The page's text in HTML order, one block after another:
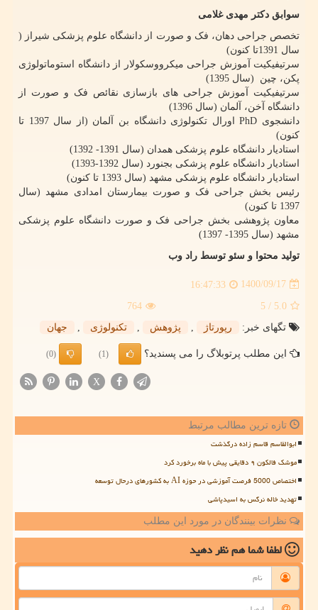
سوابق دکتر مهدی غلامی
تخصص جراحى دهان، فک و صورت از دانشگاه علوم پزشکی شیراز (
سال 1391تا کنون)
سرتیفیکیت آموزش جراحی میکرووسکولار از دانشگاه استوماتولوژی
پکن، چین (سال 1395)
سرتیفیکیت آموزش جراحی های بازسازی نقائص فک و صورت از
دانشگاه آخن، آلمان (سال 1396)
دانشجوی PhD
اورال تکنولوژی دانشگاه بن آلمان (از سال 1397 تا
کنون)
استادیار دانشگاه علوم پزشکی همدان (سال 1391- 1392)
استادیار دانشگاه علوم پزشکی بجنورد (سال 1392-1393)
استادیار دانشگاه علوم پزشکی مشهد (سال 1393 تا کنون)
رئیس بخش جراحی فک و صورت بیمارستان امدادی مشهد (سال
1397 تا کنون)
معاون پژوهشی بخش جراحی فک و صورت دانشگاه علوم پزشکی
مشهد (سال 1395- 1397)
تولید محتوا و سئو توسط راد وب
1400/09/17
16:47:33
5.0
/ 5
764
تگهای خبر:
رپورتاژ پژوهش تكنولوژی جهان
این مطلب پرتوبلاگ را می پسندید؟ (1)
(0)
X
تازه ترین مطالب مرتبط
ابوالقاسم قاسم زاده درگذشت
موشک فالکون ۹ دقایقی پیش با ماه برخورد کرد
اختصاص 5000 فرصت آموزشی در حوزه AI به کشورهای درحال توسعه
تهدید خاله نرگس به اسیدپاشی
نظرات بینندگان در مورد این مطلب
لطفا شما همنظر دهید